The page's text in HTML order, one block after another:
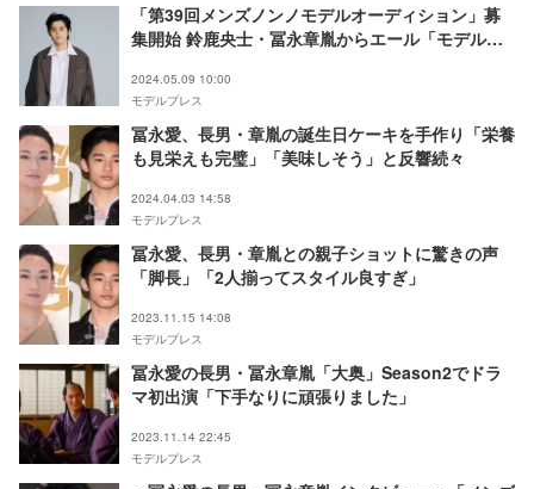
「第39回メンズノンノモデルオーディション」募
集開始 鈴鹿央士・冨永章胤からエール「モデルに
2024.05.09 10:00
モデルプレス
冨永愛、長男・章胤の誕生日ケーキを手作り「栄養
も見栄えも完璧」「美味しそう」と反響続々
2024.04.03 14:58
モデルプレス
冨永愛、長男・章胤との親子ショットに驚きの声
「脚長」「2人揃ってスタイル良すぎ」
2023.11.15 14:08
モデルプレス
冨永愛の長男・冨永章胤「大奥」Season2でドラ
マ初出演「下手なりに頑張りました」
2023.11.14 22:45
モデルプレス